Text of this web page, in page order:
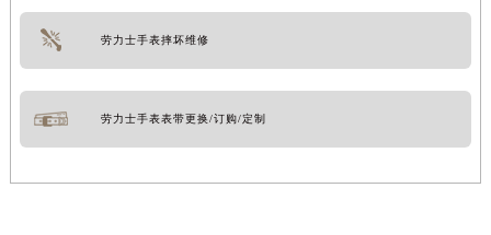
劳力士手表摔坏维修
劳力士手表表带更换/订购/定制